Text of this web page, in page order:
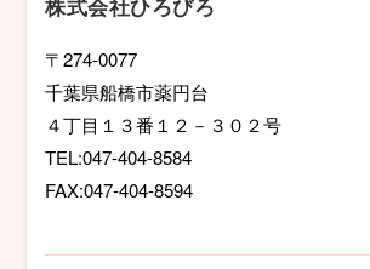
ョ
ン
株式会社ひろびろ
〒274-0077
千葉県船橋市薬円台
４丁目１３番１２－３０２号
TEL:047-404-8584
FAX:047-404-8594